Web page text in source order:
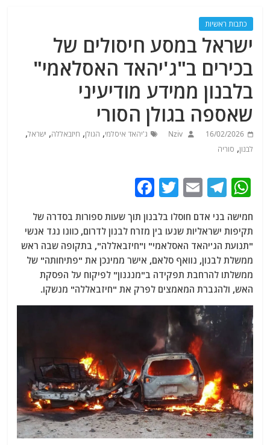
כתבות ראשיות
ישראל במסע חיסולים של
בכירים ב"ג'יהאד האסלאמי"
בלבנון ממידע מודיעיני
שאספה בגולן הסורי
16/02/2026
Nziv ג'יהאד איסלמי, הגולן, חיזבאללה, ישראל,
לבנון, סוריה
W
at
s
A
p
p
T
e
g
ra
m
E
m
ai
l
T
w
itt
er
c
e
b
o
o
חמישה בני אדם חוסלו בלבנון תוך שעות ספורות בסדרה של
תקיפות ישראליות שנעו בין מזרח לבנון לדרום, כוונו נגד אנשי
"תנועת הג'יהאד האסלאמי" ו"חיזבאללה", בתקופה שבה ראש
ממשלת לבנון, נוואף סלאם, אישר ממינכן את "פתיחותה" של
ממשלתו להרחבת תפקידה ב"מנגנון" לפיקוח על הפסקת
האש, ולהגברת המאמצים לפרק את "חיזבאללה" מנשקו.